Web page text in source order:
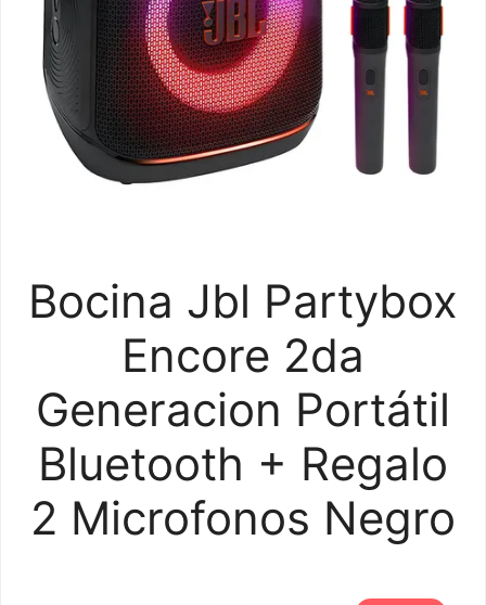
Bocina Jbl Partybox
Encore 2da
Generacion Portátil
Bluetooth + Regalo
2 Microfonos Negro